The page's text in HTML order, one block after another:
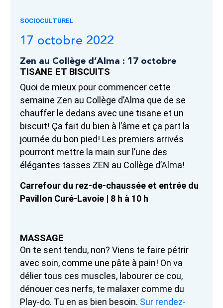
SOCIOCULTUREL
17 octobre 2022
Zen au Collège d’Alma : 17 octobre
TISANE ET BISCUITS
Quoi de mieux pour commencer cette
semaine Zen au Collège d’Alma que de se
chauffer le dedans avec une tisane et un
biscuit! Ça fait du bien à l’âme et ça part la
journée du bon pied! Les premiers arrivés
pourront mettre la main sur l’une des
élégantes tasses ZEN au Collège d’Alma!
Carrefour du rez-de-chaussée et entrée du
Pavillon Curé-Lavoie | 8 h à 10 h
MASSAGE
On te sent tendu, non? Viens te faire pétrir
avec soin, comme une pâte à pain! On va
délier tous ces muscles, labourer ce cou,
dénouer ces nerfs, te malaxer comme du
Play-do. Tu en as bien besoin. Sur rendez-